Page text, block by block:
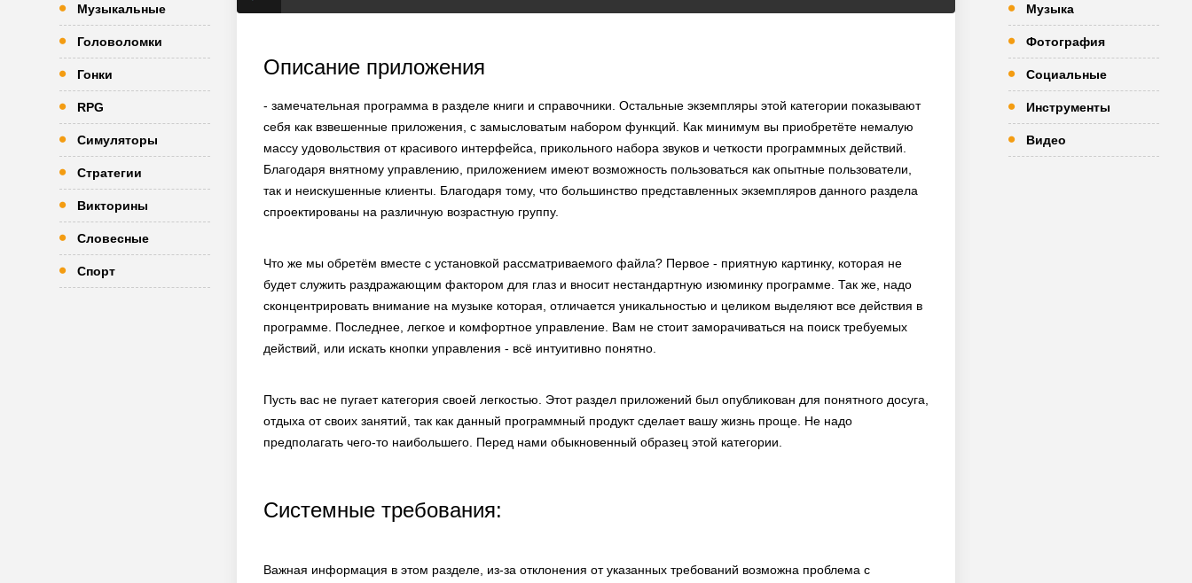
Музыкальные
Головоломки
Гонки
RPG
Симуляторы
Стратегии
Викторины
Словесные
Спорт
Описание приложения
- замечательная программа в разделе книги и справочники. Остальные экземпляры этой категории показывают
себя как взвешенные приложения, с замысловатым набором функций. Как минимум вы приобретёте немалую
массу удовольствия от красивого интерфейса, прикольного набора звуков и четкости программных действий.
Благодаря внятному управлению, приложением имеют возможность пользоваться как опытные пользователи,
так и неискушенные клиенты. Благодаря тому, что большинство представленных экземпляров данного раздела
спроектированы на различную возрастную группу.
Что же мы обретём вместе с установкой рассматриваемого файла? Первое - приятную картинку, которая не
будет служить раздражающим фактором для глаз и вносит нестандартную изюминку программе. Так же, надо
сконцентрировать внимание на музыке которая, отличается уникальностью и целиком выделяют все действия в
программе. Последнее, легкое и комфортное управление. Вам не стоит заморачиваться на поиск требуемых
действий, или искать кнопки управления - всё интуитивно понятно.
Пусть вас не пугает категория своей легкостью. Этот раздел приложений был опубликован для понятного досуга,
отдыха от своих занятий, так как данный программный продукт сделает вашу жизнь проще. Не надо
предполагать чего-то наибольшего. Перед нами обыкновенный образец этой категории.
Системные требования:
Важная информация в этом разделе, из-за отклонения от указанных требований возможна проблема с
Музыка
Фотография
Социальные
Инструменты
Видео